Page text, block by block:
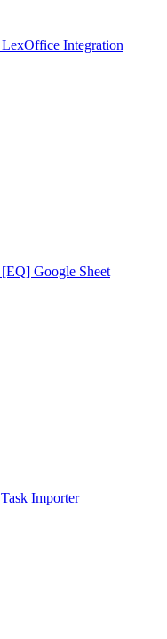
LexOffice Integration
[EQ] Google Sheet
Task Importer